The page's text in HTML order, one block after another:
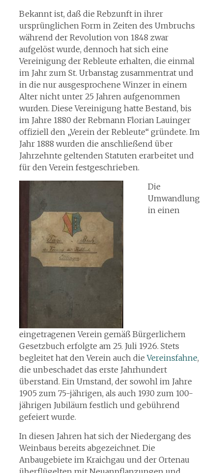
Bekannt ist, daß die Rebzunft in ihrer
ursprünglichen Form in Zeiten des Umbruchs
während der Revolution von 1848 zwar
aufgelöst wurde, dennoch hat sich eine
Vereinigung der Rebleute erhalten, die einmal
im Jahr zum St. Urbanstag zusammentrat und
in die nur ausgesprochene Winzer in einem
Alter nicht unter 25 Jahren aufgenommen
wurden. Diese Vereinigung hatte Bestand, bis
im Jahre 1880 der Rebmann Florian Lauinger
offiziell den „Verein der Rebleute“ gründete. Im
Jahr 1888 wurden die anschließend über
Jahrzehnte geltenden Statuten erarbeitet und
für den Verein festgeschrieben.
Die
Umwandlung
in einen
eingetragenen Verein gemäß Bürgerlichem
Gesetzbuch erfolgte am 25. Juli 1926. Stets
begleitet hat den Verein auch dieVereinsfahne,
die unbeschadet das erste Jahrhundert
überstand. Ein Umstand, der sowohl im Jahre
1905 zum 75-jährigen, als auch 1930 zum 100-
jährigen Jubiläum festlich und gebührend
gefeiert wurde.
In diesen Jahren hat sich der Niedergang des
Weinbaus bereits abgezeichnet. Die
Anbaugebiete im Kraichgau und der Ortenau